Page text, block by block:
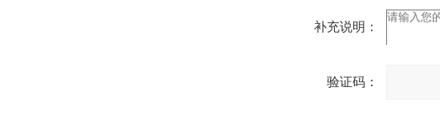
补充说明：
验证码：